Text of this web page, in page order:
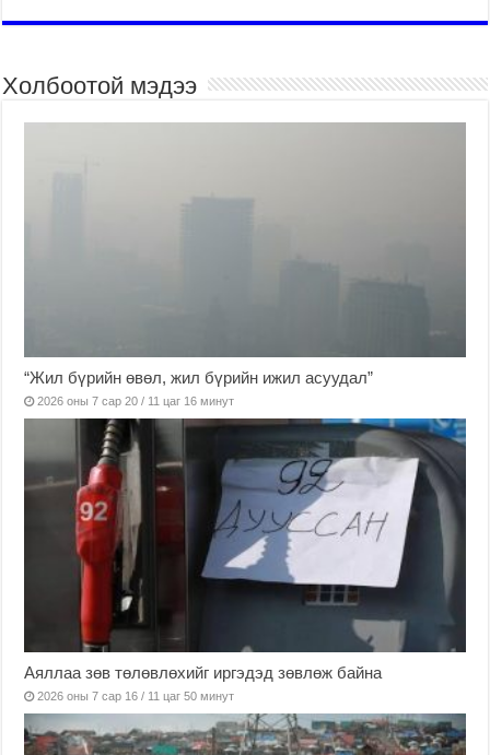
Холбоотой мэдээ
“Жил бүрийн өвөл, жил бүрийн ижил асуудал”
2026 оны 7 сар 20 / 11 цаг 16 минут
Аяллаа зөв төлөвлөхийг иргэдэд зөвлөж байна
2026 оны 7 сар 16 / 11 цаг 50 минут